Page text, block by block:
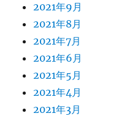
2021年9月
2021年8月
2021年7月
2021年6月
2021年5月
2021年4月
2021年3月